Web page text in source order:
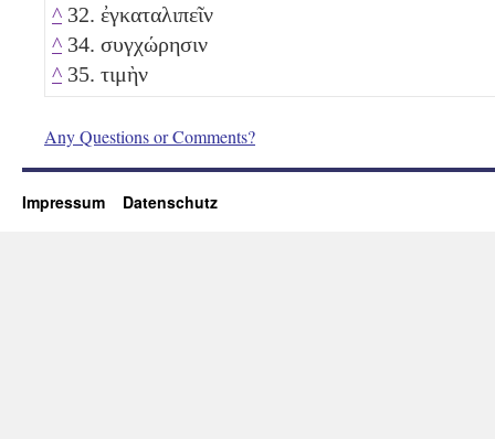
^ 32. ἐγκαταλιπεῖν
^ 34. συγχώρησιν
^ 35. τιμὴν
Any Questions or Comments?
Impressum Datenschutz